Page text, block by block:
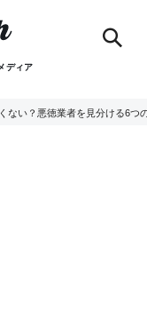
ディア
ない？悪徳業者を見分ける6つ